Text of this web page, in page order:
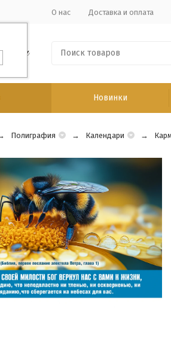
О нас Доставка и оплата
Новинки
Полиграфия Календари